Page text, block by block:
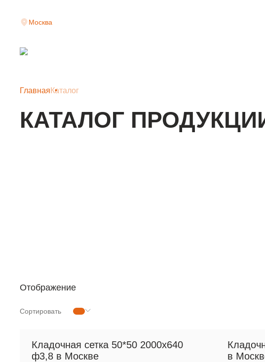
Москва
Главная Каталог
КАТАЛОГ
Отображение
Сортировать
Кладочная сетка 50*50 2000х640
ф3,8 в Москве
в